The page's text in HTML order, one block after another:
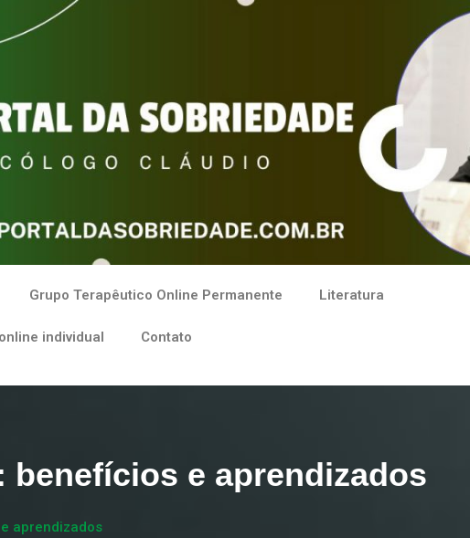
Grupo Terapêutico Online Permanente Literatura
individual Contato
benefícios e aprendizados
aprendizados